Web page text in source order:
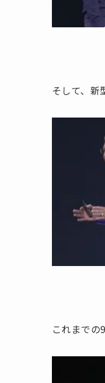
そして、新
これまでの